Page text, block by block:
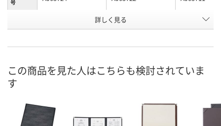
号
直送品
在庫切れです
詳しく見る
この商品を見た人はこちらも検討されていま
す